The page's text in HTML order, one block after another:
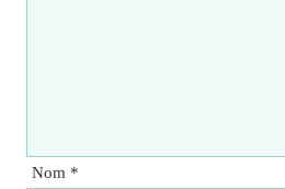
Nom *